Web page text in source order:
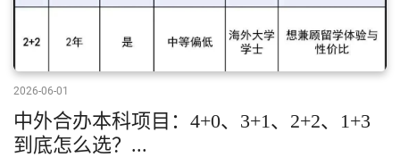
2026-06-01
中外合办本科项目：4+0、3+1、2+2、1+3
到底怎么选？...